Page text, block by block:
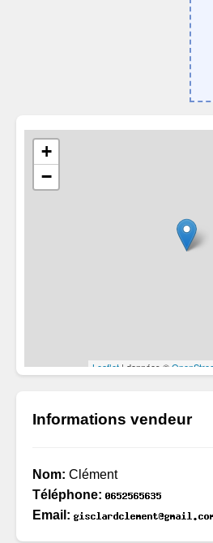
Informations vendeur
Nom: Clément
Téléphone:
Email: